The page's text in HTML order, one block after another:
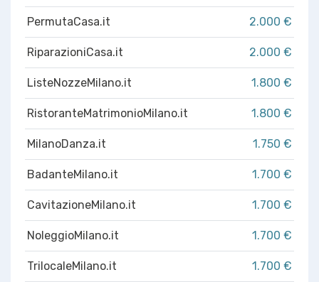
PermutaCasa.it 2.000 €
RiparazioniCasa.it 2.000 €
ListeNozzeMilano.it 1.800 €
RistoranteMatrimonioMilano.it 1.800 €
MilanoDanza.it 1.750 €
BadanteMilano.it 1.700 €
CavitazioneMilano.it 1.700 €
NoleggioMilano.it 1.700 €
TrilocaleMilano.it 1.700 €